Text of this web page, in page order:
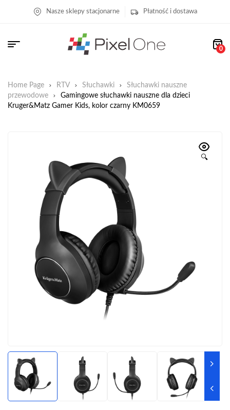
Nasze sklepy stacjonarne Płatność i dostawa
0
Home Page RTV Słuchawki
Słuchawki nauszne
przewodowe
Gamingowe słuchawki nauszne dla dzieci
Kruger&Matz Gamer Kids, kolor czarny KM0659
🔍